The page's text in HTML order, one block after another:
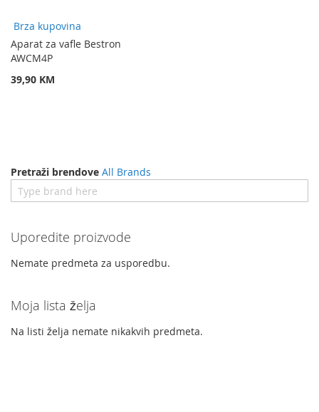
Brza kupovina
Aparat za vafle Bestron
AWCM4P
39,90 KM
Pretraži brendove All Brands
Uporedite proizvode
Nemate predmeta za usporedbu.
Moja lista želja
Na listi želja nemate nikakvih predmeta.